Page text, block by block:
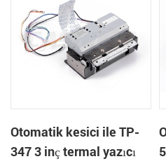
Otomatik kesici ile TP-
347 3 inç termal yazıcı